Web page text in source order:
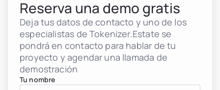
Reserva una demo gratis
Deja tus datos de contacto y uno de los
especialistas de Tokenizer.Estate se
pondrá en contacto para hablar de tu
proyecto y agendar una llamada de
demostración
Tu nombre
Desarrolladores
Fondos de inversión
Empresas inmobiliarias
Instituciones financieras